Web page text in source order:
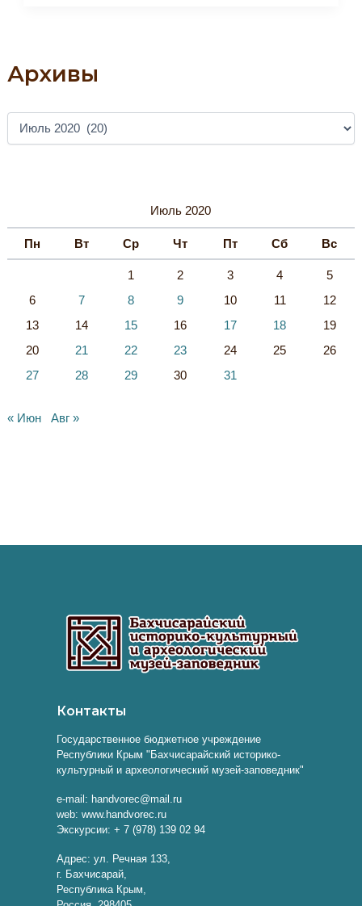
Архивы
Июль 2020
Пн Вт Ср Чт Пт Сб Вс
1 2 3 4
5
6
7 8 9 10 11
12
13
14 15 16 17 18
19
20
21 22 23 24 25
26
27
28 29 30 31
« Июн Авг »
Семьи,
Любви
Контакты
Государственное бюджетное учреждение
Республики Крым "Бахчисарайский историко-
культурный и археологический музей-заповедник"
e-mail: handvorec@mail.ru
web: www.handvorec.ru
Экскурсии: + 7 (978) 139 02 94
Адрес: ул. Речная 133,
г. Бахчисарай,
Республика Крым,